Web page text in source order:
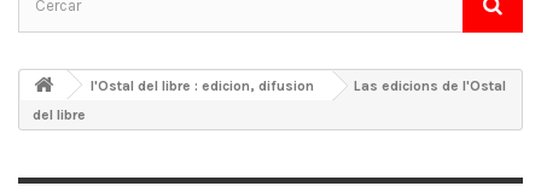
l'Ostal del libre : edicion, difusion
Las edicions de l'Ostal
del libre